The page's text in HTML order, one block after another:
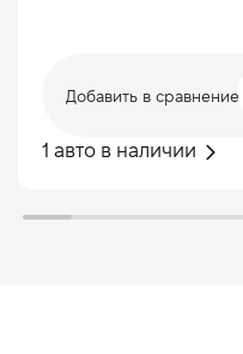
1 авто в наличии
Добавить в сравнение